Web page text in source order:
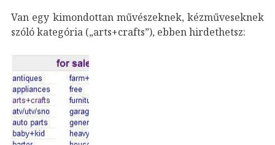
Van egy kimondottan művészeknek, kézműveseknek
szóló kategória („arts+crafts”), ebben hirdethetsz: